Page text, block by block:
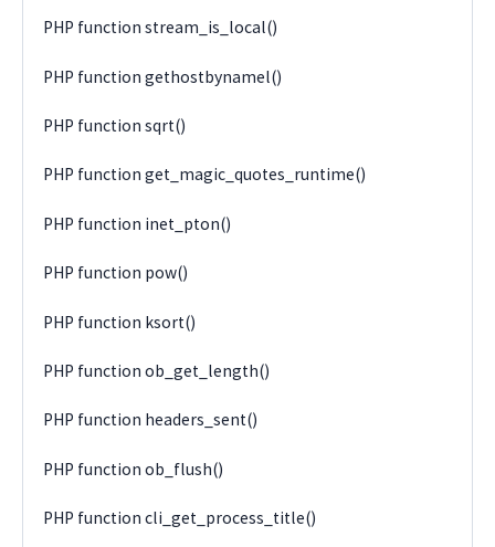
PHP function stream_is_local()
PHP function gethostbynamel()
PHP function sqrt()
PHP function get_magic_quotes_runtime()
PHP function inet_pton()
PHP function pow()
PHP function ksort()
PHP function ob_get_length()
PHP function headers_sent()
PHP function ob_flush()
PHP function cli_get_process_title()